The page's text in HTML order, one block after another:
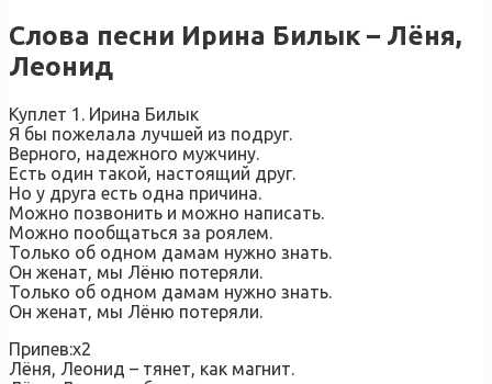
Слова песни Ирина Билык – Лёня,
Леонид
Куплет 1. Ирина Билык
Я бы пожелала лучшей из подруг.
Верного, надежного мужчину.
Есть один такой, настоящий друг.
Но у друга есть одна причина.
Можно позвонить и можно написать.
Можно пообщаться за роялем.
Только об одном дамам нужно знать.
Он женат, мы Лёню потеряли.
Только об одном дамам нужно знать.
Он женат, мы Лёню потеряли.
Припев:х2
Лёня, Леонид – тянет, как магнит.